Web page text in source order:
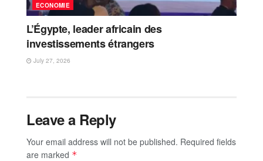
ECONOMIE
L’Égypte, leader africain des
investissements étrangers
July 27, 2026
Leave a Reply
Your email address will not be published. Required fields
are marked *